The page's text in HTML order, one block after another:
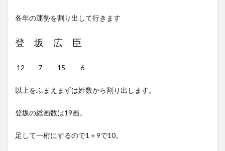
各年の運勢を割り出して行きます
登 坂 広 臣
12 7 15 6
以上をふまえまずは姓数から割り出します。
登坂の総画数は19画。
足して一桁にするので1＋9で10。